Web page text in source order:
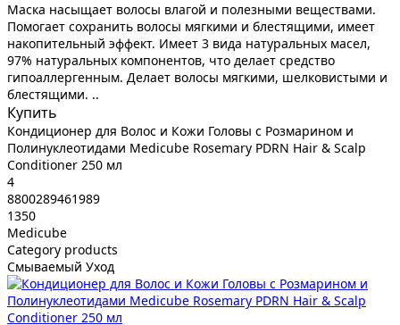
Маска насыщает волосы влагой и полезными веществами.
Помогает сохранить волосы мягкими и блестящими, имеет
накопительный эффект. Имеет 3 вида натуральных масел,
97% натуральных компонентов, что делает средство
гипоаллергенным. Делает волосы мягкими, шелковистыми и
блестящими. ..
Купить
Кондиционер для Волос и Кожи Головы с Розмарином и
Полинуклеотидами Medicube Rosemary PDRN Hair & Scalp
Conditioner 250 мл
4
8800289461989
1350
Medicube
Category products
Смываемый Уход